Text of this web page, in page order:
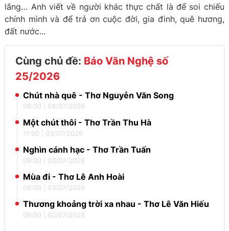
lắng… Anh viết về người khác thực chất là để soi chiếu
chính mình và để trả ơn cuộc đời, gia đình, quê hương,
đất nước...
Cùng chủ đề: Báo Văn Nghệ số
25/2026
Chút nhà quê - Thơ Nguyễn Văn Song
06:00 04/07/2026
Một chút thôi - Thơ Trần Thu Hà
11:00 03/07/2026
Nghìn cánh hạc - Thơ Trần Tuấn
09:00 03/07/2026
Mùa đi - Thơ Lê Anh Hoài
06:00 03/07/2026
Thương khoảng trời xa nhau - Thơ Lê Văn Hiếu
09:00 02/07/2026